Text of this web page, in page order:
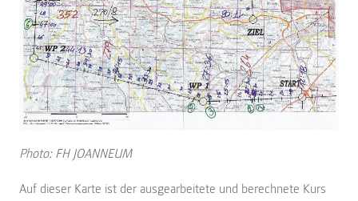
Photo: FH JOANNEUM
Auf dieser Karte ist der ausgearbeitete und berechnete Kurs